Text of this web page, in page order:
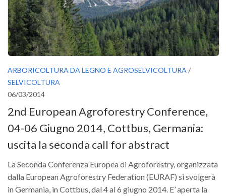
ARBORICOLTURA DA LEGNO E AGROSELVICOLTURA /
SELVICOLTURA
06/03/2014
2nd European Agroforestry Conference,
04-06 Giugno 2014, Cottbus, Germania:
uscita la seconda call for abstract
La Seconda Conferenza Europea di Agroforestry, organizzata
dalla European Agroforestry Federation (EURAF) si svolgerà
in Germania, in Cottbus, dal 4 al 6 giugno 2014. E’ aperta la